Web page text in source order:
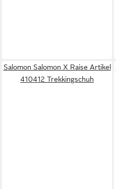
Salomon Salomon X Raise Artikel
410412 Trekkingschuh